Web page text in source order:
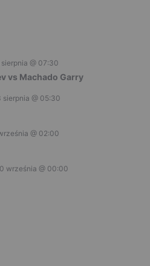
sierpnia @ 07:30
vs Machado Garry
sierpnia @ 05:30
@ 02:00
września @ 00:00